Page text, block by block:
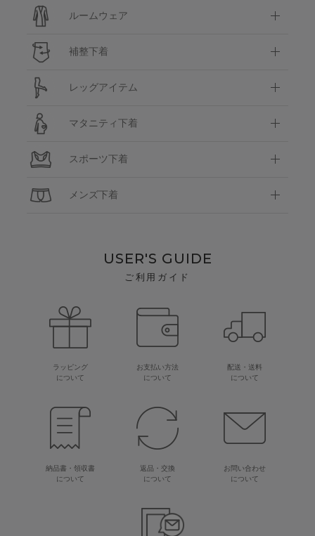
ルームウェア
補整下着
レッグアイテム
マタニティ下着
スポーツ下着
メンズ下着
USER'S GUIDE
ご利用ガイド
ラッピング
について
お支払い方法
について
配送・送料
について
納品書・領収書
について
返品・交換
について
お問い合わせ
について